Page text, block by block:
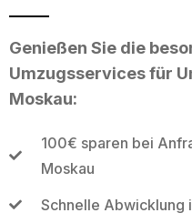
Genießen Sie die
Umzugsservices für
Moskau:
100€ sparen bei
Moskau
Schnelle Abwicklung